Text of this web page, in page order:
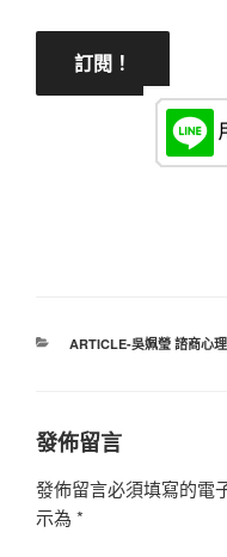
分
ARTICLE-吳姵瑩 諮商心
發佈留言
發佈留言必須填寫的電
示為 *